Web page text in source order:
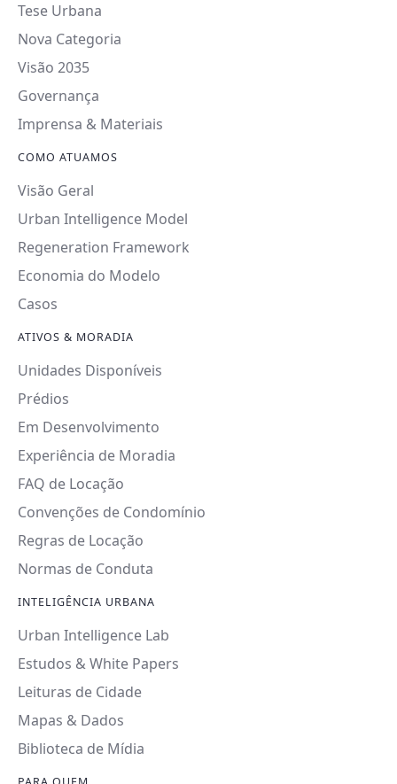
Tese Urbana
Nova Categoria
Visão 2035
Governança
Imprensa & Materiais
COMO ATUAMOS
Visão Geral
Urban Intelligence Model
Regeneration Framework
Economia do Modelo
Casos
ATIVOS & MORADIA
Unidades Disponíveis
Prédios
Em Desenvolvimento
Experiência de Moradia
FAQ de Locação
Convenções de Condomínio
Regras de Locação
Normas de Conduta
INTELIGÊNCIA URBANA
Urban Intelligence Lab
Estudos & White Papers
Leituras de Cidade
Mapas & Dados
Biblioteca de Mídia